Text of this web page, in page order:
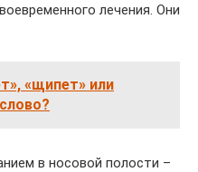
лечения. Они
«щипет» или
в носовой полости –